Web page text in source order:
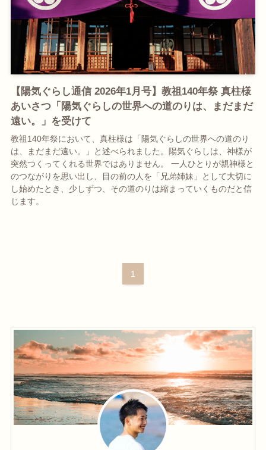
【陽気ぐらし通信 2026年1月号】教祖140年祭 真柱様
あいさつ「陽気ぐらしの世界への道のりは、まだまだ
遠い。」を受けて
教祖140年祭において、真柱様は「陽気ぐらしの世界への道のり
は、まだまだ遠い。」と述べられました。陽気ぐらしは、神様が
突然つくってくれる世界ではありません。 一人ひとりが親神様と
のつながりを思い出し、目の前の人を「兄弟姉妹」として大切に
し始めたとき、少しずつ、その道のりは縮まっていくものだと信
じます。
1